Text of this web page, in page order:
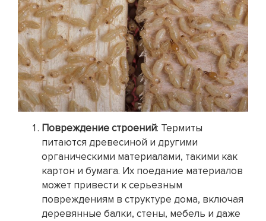
Повреждение строений: Термиты
питаются древесиной и другими
органическими материалами, такими как
картон и бумага. Их поедание материалов
может привести к серьезным
повреждениям в структуре дома, включая
деревянные балки, стены, мебель и даже